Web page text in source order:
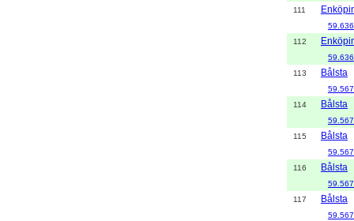
111
112
113
Bålsta
114
Bålsta
115
Bålsta
116
Bålsta
117
Bålsta